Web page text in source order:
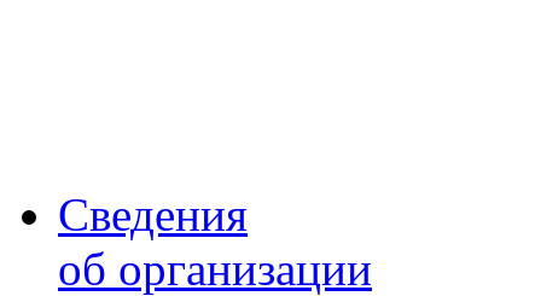
Сведения
об организации